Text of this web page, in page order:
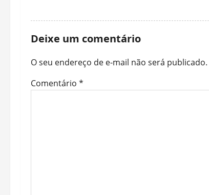
Deixe um comentário
O seu endereço de e-mail não será publicado.
Comentário *